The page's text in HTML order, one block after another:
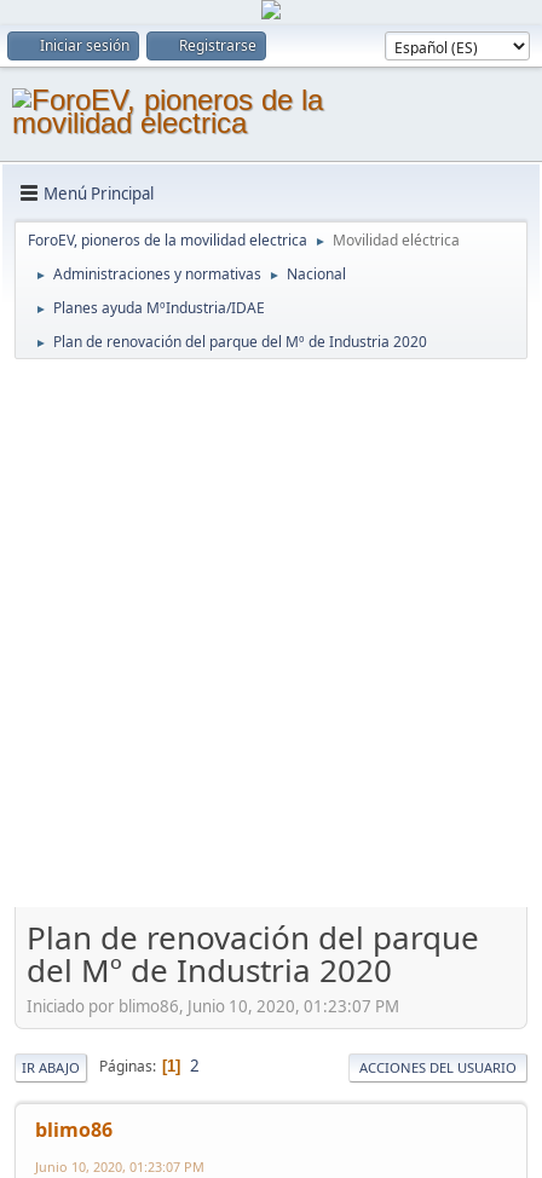
Iniciar sesión Registrarse
Menú Principal
ForoEV, pioneros de la movilidad electrica ► Movilidad eléctrica
► Administraciones y normativas ► Nacional
► Planes ayuda MºIndustria/IDAE
► Plan de renovación del parque del Mº de Industria 2020
Plan de renovación del parque
del Mº de Industria 2020
Iniciado por blimo86, Junio 10, 2020, 01:23:07 PM
IR ABAJO Páginas 1 2 ACCIONES DEL USUARIO
blimo86
Junio 10, 2020, 01:23:07 PM